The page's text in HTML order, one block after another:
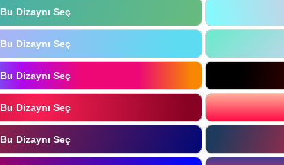
Bu Dizaynı Seç
Bu Dizaynı Seç
Bu Dizaynı Seç
Bu Dizaynı Seç
Bu Dizaynı Seç